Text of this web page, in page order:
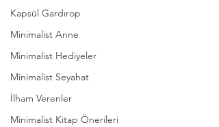
Kapsül Gardırop
Minimalist Anne
Minimalist Hediyeler
Minimalist Seyahat
İlham Verenler
Minimalist Kitap Önerileri